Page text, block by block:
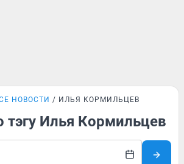
НОВОСТИ ИЛЬЯ КОРМИЛЬЦЕВ
тэгу Илья Кормильцев